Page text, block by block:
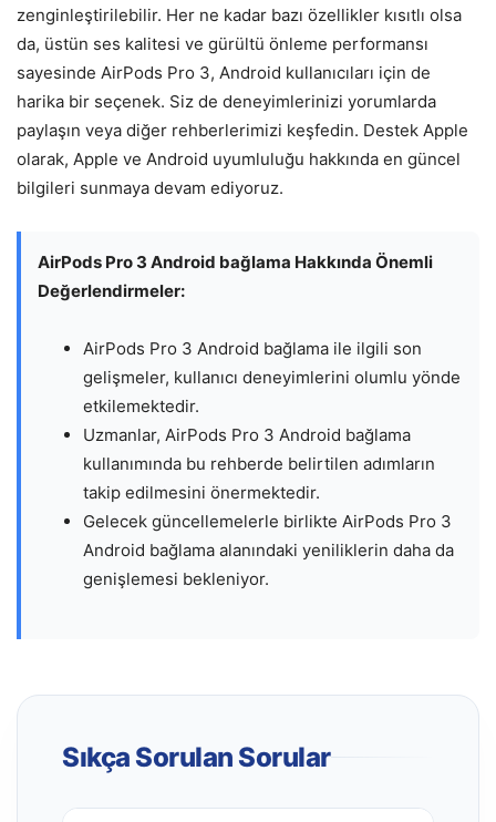
zenginleştirilebilir. Her ne kadar bazı özellikler kısıtlı olsa
da, üstün ses kalitesi ve gürültü önleme performansı
sayesinde AirPods Pro 3, Android kullanıcıları için de
harika bir seçenek. Siz de deneyimlerinizi yorumlarda
paylaşın veya diğer rehberlerimizi keşfedin. Destek Apple
olarak, Apple ve Android uyumluluğu hakkında en güncel
bilgileri sunmaya devam ediyoruz.
AirPods Pro 3 Android bağlama Hakkında Önemli
Değerlendirmeler:
AirPods Pro 3 Android bağlama ile ilgili son
gelişmeler, kullanıcı deneyimlerini olumlu yönde
etkilemektedir.
Uzmanlar, AirPods Pro 3 Android bağlama
kullanımında bu rehberde belirtilen adımların
takip edilmesini önermektedir.
Gelecek güncellemelerle birlikte AirPods Pro 3
Android bağlama alanındaki yeniliklerin daha da
genişlemesi bekleniyor.
Sıkça Sorulan Sorular